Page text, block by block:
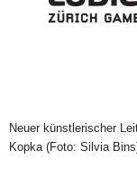
Neuer künstlerischer
Kopka (Foto: Silvia